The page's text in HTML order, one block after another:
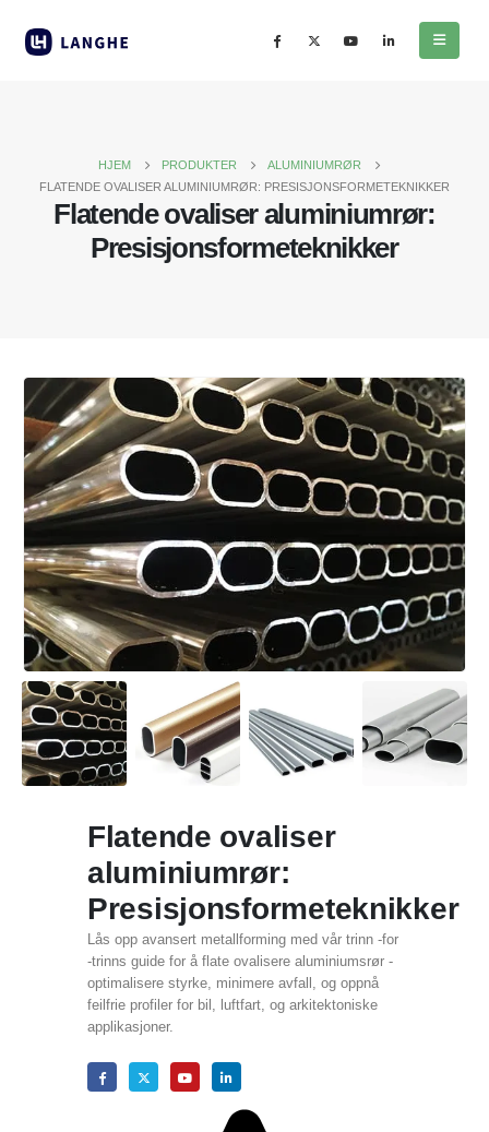
HJEM PRODUKTER
ALUMINIUMRØR
FLATENDE OVALISER ALUMINIUMRØR: PRESISJONSFORMETEKNIKKER
Flatende ovaliser aluminiumrør:
Presisjonsformeteknikker
Flatende ovaliser
aluminiumrør:
Presisjonsformeteknikker
Lås opp avansert metallforming med vår trinn -for
-trinns guide for å flate ovalisere aluminiumsrør -
optimalisere styrke, minimere avfall, og oppnå
feilfrie profiler for bil, luftfart, og arkitektoniske
applikasjoner.